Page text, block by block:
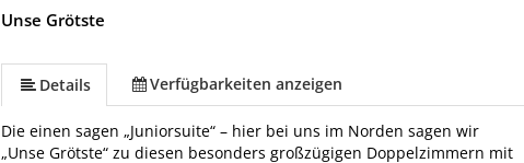
Unse Grötste
Details Verfügbarkeiten anzeigen
Die einen sagen „Juniorsuite“ – hier bei uns im Norden sagen wir
„Unse Grötste“ zu diesen besonders großzügigen Doppelzimmern mit